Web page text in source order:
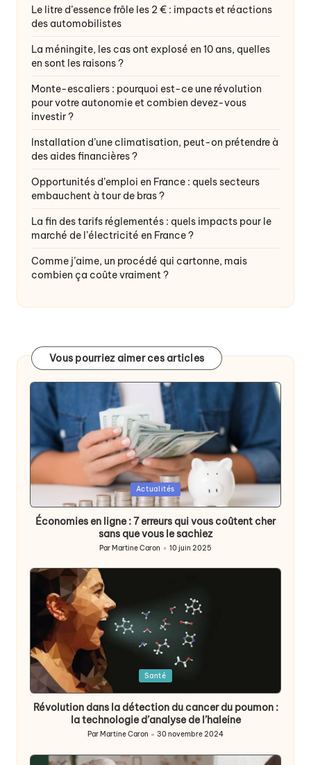
Le litre d’essence frôle les 2 € : impacts et réactions
des automobilistes
La méningite, les cas ont explosé en 10 ans, quelles
en sont les raisons ?
Monte-escaliers : pourquoi est-ce une révolution
pour votre autonomie et combien devez-vous
investir ?
Installation d’une climatisation, peut-on prétendre à
des aides financières ?
Opportunités d’emploi en France : quels secteurs
embauchent à tour de bras ?
La fin des tarifs réglementés : quels impacts pour le
marché de l’électricité en France ?
Comme j’aime, un procédé qui cartonne, mais
combien ça coûte vraiment ?
Vous pourriez aimer ces articles
Posted
Actualités
Économies en ligne : 7 erreurs qui vous coûtent cher
sans que vous le sachiez
Publié
par
ParMartine Caron 10 juin 2025
Posted
in
Santé
Révolution dans la détection du cancer du poumon :
la technologie d’analyse de l’haleine
Par Martine Caron 30 novembre 2024